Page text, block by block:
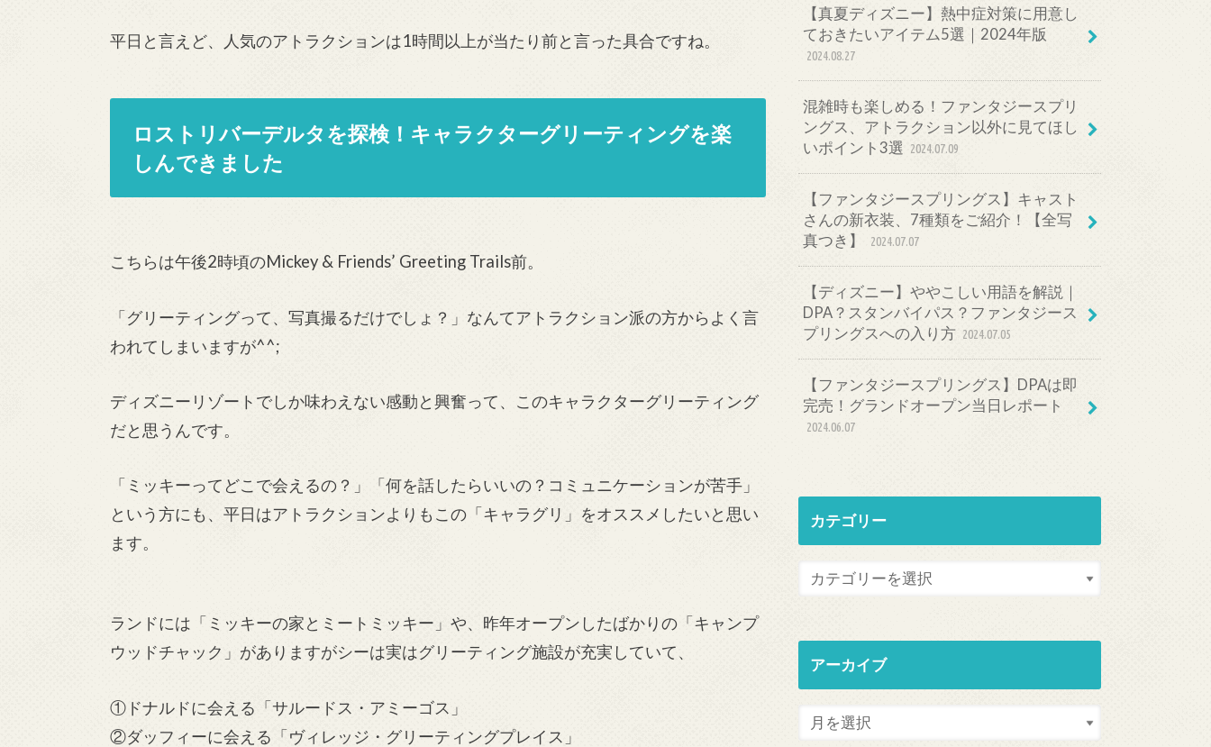
平日と言えど、人気のアトラクションは1時間以上が当たり前と言った具合ですね。
ロストリバーデルタを探検！キャラクターグリーティングを楽
しんできました
こちらは午後2時頃のMickey & Friends’ Greeting Trails前。
「グリーティングって、写真撮るだけでしょ？」なんてアトラクション派の方からよく言
われてしまいますが^^;
ディズニーリゾートでしか味わえない感動と興奮って、このキャラクターグリーティング
だと思うんです。
「ミッキーってどこで会えるの？」「何を話したらいいの？コミュニケーションが苦手」
という方にも、平日はアトラクションよりもこの「キャラグリ」をオススメしたいと思い
ます。
ランドには「ミッキーの家とミートミッキー」や、昨年オープンしたばかりの「キャンプ
ウッドチャック」がありますがシーは実はグリーティング施設が充実していて、
①ドナルドに会える「サルードス・アミーゴス」
②ダッフィーに会える「ヴィレッジ・グリーティングプレイス」
【真夏ディズニー】熱中症対策に用意し
ておきたいアイテム5選｜2024年版
2024.08.27
混雑時も楽しめる！ファンタジースプリ
ングス、アトラクション以外に見てほし
いポイント3選 2024.07.09
【ファンタジースプリングス】キャスト
さんの新衣装、7種類をご紹介！【全写
真つき】
2024.07.07
【ディズニー】ややこしい用語を解説｜
DPA？スタンバイパス？ファンタジース
プリングスへの入り方 2024.07.05
【ファンタジースプリングス】DPAは即
完売！グランドオープン当日レポート
2024.06.07
カテゴリー
アーカイブ